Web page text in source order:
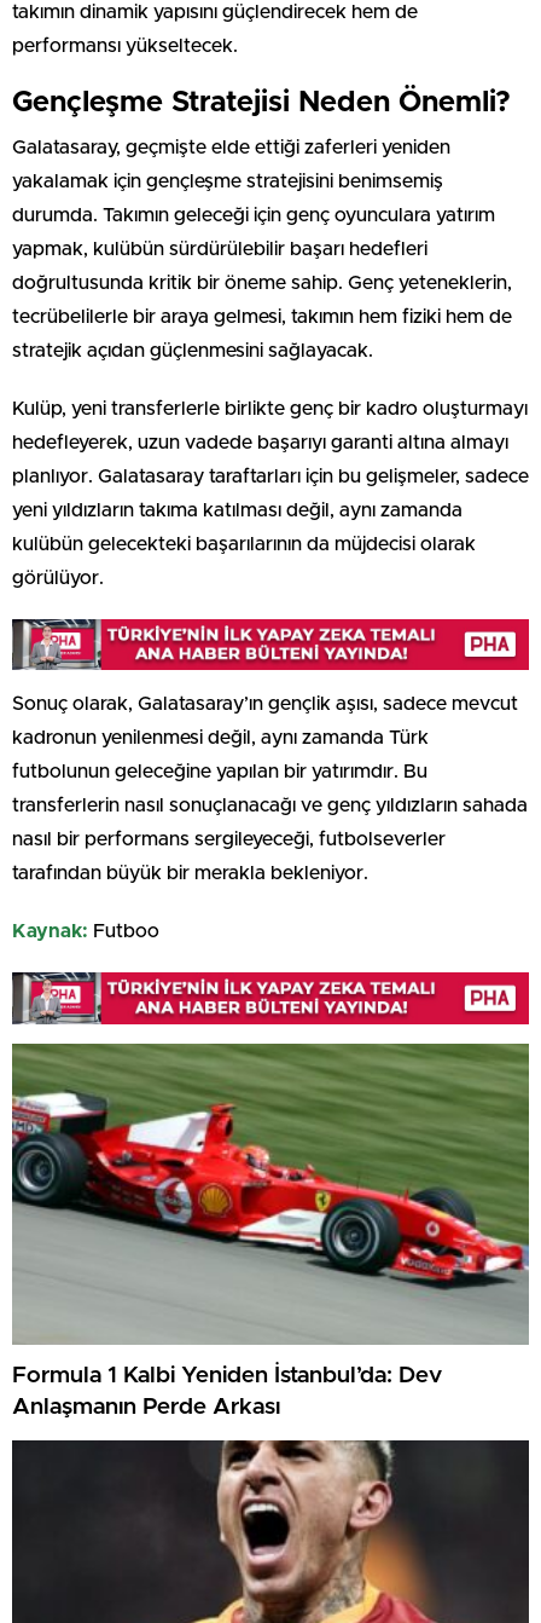
takımın dinamik yapısını güçlendirecek hem de
performansı yükseltecek.
Gençleşme Stratejisi Neden Önemli?
Galatasaray, geçmişte elde ettiği zaferleri yeniden
yakalamak için gençleşme stratejisini benimsemiş
durumda. Takımın geleceği için genç oyunculara yatırım
yapmak, kulübün sürdürülebilir başarı hedefleri
doğrultusunda kritik bir öneme sahip. Genç yeteneklerin,
tecrübelilerle bir araya gelmesi, takımın hem fiziki hem de
stratejik açıdan güçlenmesini sağlayacak.
Kulüp, yeni transferlerle birlikte genç bir kadro oluşturmayı
hedefleyerek, uzun vadede başarıyı garanti altına almayı
planlıyor. Galatasaray taraftarları için bu gelişmeler, sadece
yeni yıldızların takıma katılması değil, aynı zamanda
kulübün gelecekteki başarılarının da müjdecisi olarak
görülüyor.
Sonuç olarak, Galatasaray’ın gençlik aşısı, sadece mevcut
kadronun yenilenmesi değil, aynı zamanda Türk
futbolunun geleceğine yapılan bir yatırımdır. Bu
transferlerin nasıl sonuçlanacağı ve genç yıldızların sahada
nasıl bir performans sergileyeceği, futbolseverler
tarafından büyük bir merakla bekleniyor.
Kaynak: Futboo
Formula 1 Kalbi Yeniden İstanbul’da: Dev
Anlaşmanın Perde Arkası